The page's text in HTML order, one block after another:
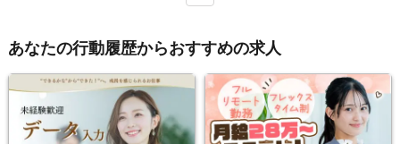
あなたの行動履歴からおすすめの求人